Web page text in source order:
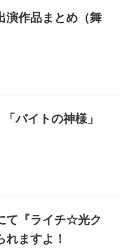
演作品まとめ（舞
バイトの神様」
て『ライチ☆光ク
れますよ！